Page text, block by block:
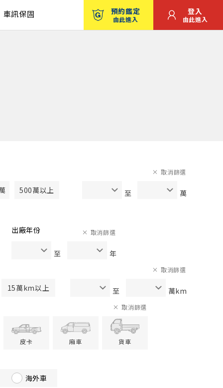
車訊保固 預約鑑定
由此進入
登入
由此進入
500萬以上 至 萬
取消篩選
出廠年份
至 年
取消篩選
15萬km以上 至 萬km
取消篩選
皮卡 廂車 貨車
取消篩選
海外車